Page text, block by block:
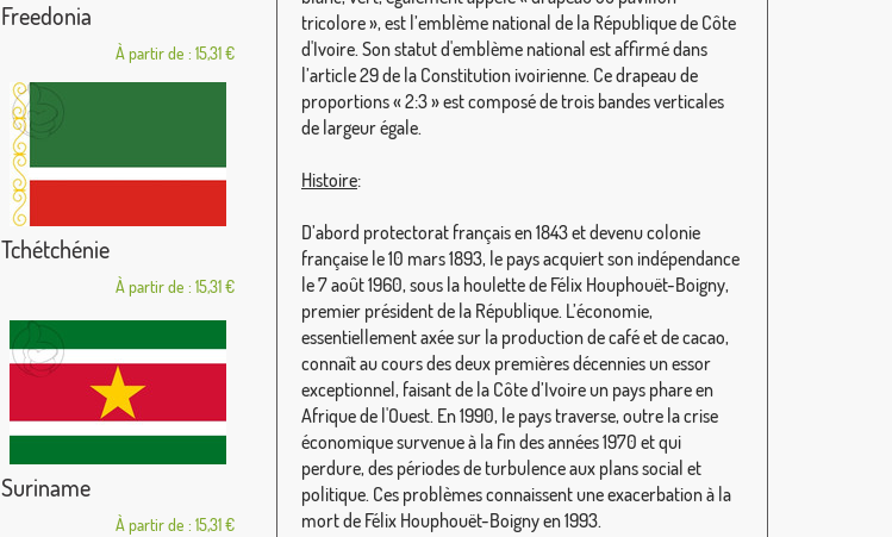
Freedonia
À partir de : 15,31 €
Tchétchénie
À partir de : 15,31 €
Suriname
À partir de : 15,31 €
tricolore », est l’emblème national de la République de Côte
d'Ivoire. Son statut d'emblème national est affirmé dans
l’article 29 de la Constitution ivoirienne. Ce drapeau de
proportions « 2:3 » est composé de trois bandes verticales
de largeur égale.
Histoire:
D’abord protectorat français en 1843 et devenu colonie
française le 10 mars 1893, le pays acquiert son indépendance
le 7 août 1960, sous la houlette de Félix Houphouët-Boigny,
premier président de la République. L’économie,
essentiellement axée sur la production de café et de cacao,
connaît au cours des deux premières décennies un essor
exceptionnel, faisant de la Côte d’Ivoire un pays phare en
Afrique de l'Ouest. En 1990, le pays traverse, outre la crise
économique survenue à la fin des années 1970 et qui
perdure, des périodes de turbulence aux plans social et
politique. Ces problèmes connaissent une exacerbation à la
mort de Félix Houphouët-Boigny en 1993.